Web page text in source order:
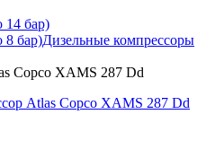
14 бар)
8 бар)Дизельные компрессоры
Copco XAMS 287 Dd